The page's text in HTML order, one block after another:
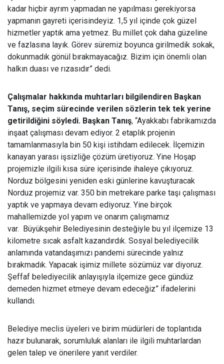
kadar hiçbir ayrım yapmadan ne yapılması gerekiyorsa
yapmanın gayreti içerisindeyiz. 1,5 yıl içinde çok güzel
hizmetler yaptık ama yetmez. Bu millet çok daha güzeline
ve fazlasına layık. Görev süremiz boyunca girilmedik sokak,
dokunmadık gönül bırakmayacağız. Bizim için önemli olan
halkın duası ve rızasıdır” dedi.
Çalışmalar hakkında muhtarları bilgilendiren Başkan
Tanış, seçim sürecinde verilen sözlerin tek tek yerine
getirildiğini söyledi. Başkan Tanış, “Ayakkabı fabrikamızda
inşaat çalışması devam ediyor. 2 etaplık projenin
tamamlanmasıyla bin 50 kişi istihdam edilecek. İlçemizin
kanayan yarası işsizliğe çözüm üretiyoruz. Yine Hoşap
projemizle ilgili kısa süre içerisinde ihaleye çıkıyoruz.
Norduz bölgesini yeniden eski günlerine kavuşturacak
Norduz projemiz var. 350 bin metrekare parke taşı çalışması
yaptık ve yapmaya devam ediyoruz. Yine birçok
mahallemizde yol yapım ve onarım çalışmamız
var. Büyükşehir Belediyesinin desteğiyle bu yıl ilçemize 13
kilometre sıcak asfalt kazandırdık. Sosyal belediyecilik
anlamında vatandaşımızı pandemi sürecinde yalnız
bırakmadık. Yapacak işimiz millete sözümüz var diyoruz.
Şeffaf belediyecilik anlayışıyla ilçemize gece gündüz
demeden hizmet etmeye devam edeceğiz” ifadelerini
kullandı.
Belediye meclis üyeleri ve birim müdürleri de toplantıda
hazır bulunarak, sorumluluk alanları ile ilgili muhtarlardan
gelen talep ve önerilere yanıt verdiler.